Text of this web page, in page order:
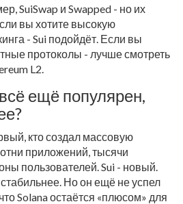
SuiSwap и Swapped - но их
вы хотите высокую
- Sui подойдёт. Если вы
протоколы - лучше смотреть
L2.
ещё популярен,
кто создал массовую
приложений, тысячи
пользователей. Sui - новый.
Но он ещё не успел
Solana остаётся «плюсом» для